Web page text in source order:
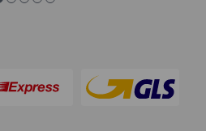
leider immer öfter